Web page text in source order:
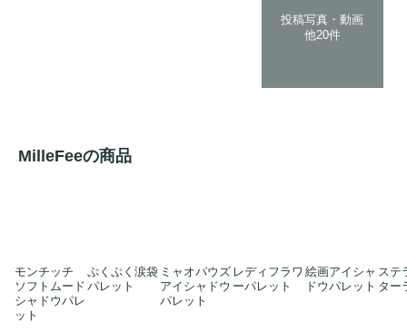
投稿写真・動画
他20件
MilleFeeの商品
モンチッチ
ソフトムード
シャドウパレ
ット
ぷくぷく涙袋
パレット
ミャオパウズ
アイシャドウ
パレット
レディフラワ
ーパレット
絵画アイシャ
ドウパレット
ステ
ター